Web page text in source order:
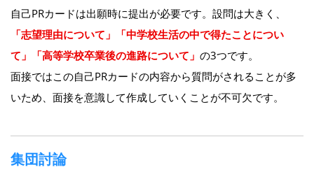
自己PRカードは出願時に提出が必要です。設問は大きく、
「志望理由について」「中学校生活の中で得たことについ
て」「高等学校卒業後の進路について」 の3つです。
面接ではこの自己PRカードの内容から質問がされることが多
いため、面接を意識して作成していくことが不可欠です。
集団討論